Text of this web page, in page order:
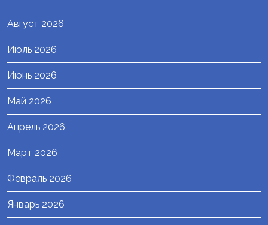
Август 2026
Июль 2026
Июнь 2026
Май 2026
Апрель 2026
Март 2026
Февраль 2026
Январь 2026